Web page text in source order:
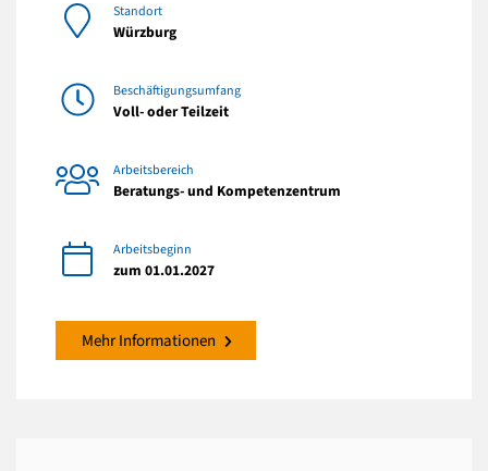
Standort
Würzburg
Beschäftigungsumfang
Voll- oder Teilzeit
Arbeitsbereich
Beratungs- und Kompetenzentrum
Arbeitsbeginn
zum 01.01.2027
Mehr Informationen